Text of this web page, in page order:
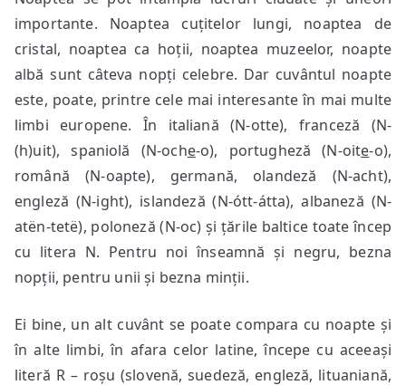
importante. Noaptea cuțitelor lungi, noaptea de
cristal, noaptea ca hoții, noaptea muzeelor, noapte
albă sunt câteva nopți celebre. Dar cuvântul noapte
este, poate, printre cele mai interesante în mai multe
limbi europene. În italiană (N-otte), franceză (N-
(h)uit), spaniolă (N-oche-o), portugheză (N-oite-o),
română (N-oapte), germană, olandeză (N-acht),
engleză (N-ight), islandeză (N-ótt-átta), albaneză (N-
atën-tetë), poloneză (N-oc) și țările baltice toate încep
cu litera N. Pentru noi înseamnă și negru, bezna
nopții, pentru unii și bezna minții.
Ei bine, un alt cuvânt se poate compara cu noapte și
în alte limbi, în afara celor latine, începe cu aceeași
literă R – roșu (slovenă, suedeză, engleză, lituaniană,